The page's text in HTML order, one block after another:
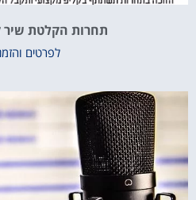
תחרות הקלטת
לפרטים